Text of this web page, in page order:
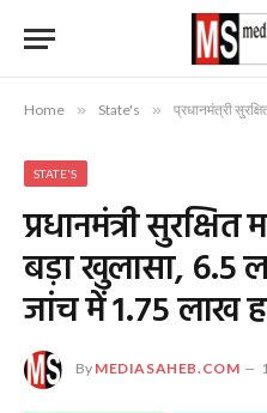
Home » State's » प्रधानमंत्री सुरक्षित मातृत्व
STATE'S
प्रधानमंत्री
बड़ा खुलासा, 6.5
जांच में 1.75 लाख
By MEDIASAHEB.COM